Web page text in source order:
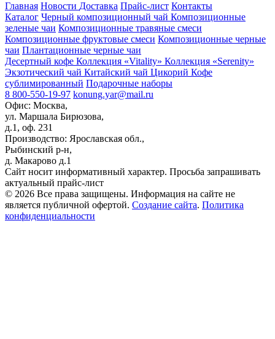
Главная Новости Доставка Прайс-лист Контакты
Каталог Черный композиционный чай Композиционные
зеленые чаи Композиционные травяные смеси
Композиционные фруктовые смеси Композиционные черные
чаи Плантационные черные чаи
Десертный кофе Коллекция «Vitality» Коллекция «Serenity»
Экзотический чай Китайский чай Цикорий Кофе
сублимированный Подарочные наборы
8 800-550-19-97 konung.yar@mail.ru
Офис: Москва,
ул. Маршала Бирюзова,
д.1, оф. 231
Производство: Ярославская обл.,
Рыбинский р-н,
д. Макарово д.1
Сайт носит информативный характер. Просьба запрашивать
актуальный прайс-лист
© 2026 Все права защищены. Информация на сайте не
является публичной офертой. Создание сайта. Политика
конфиденциальности